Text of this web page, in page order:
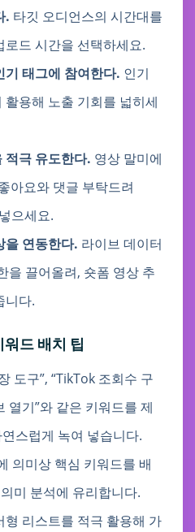
. 타깃 오디언스의 시간대를
로드 시간을 선택하세요.
기 태그에 참여한다. 인기
용해 노출 기회를 넓히세
적극 유도한다. 영상 말미에
아요와 댓글 부탁드려
으세요.
을 연동한다. 라이브 데이터
을 끌어올려, 숏폼 영상 추
니다.
워드 배치 팁
도구”, “TikTok 조회수 구
열기”와 같은 키워드를 제
스럽게 녹여 넣습니다.
의미상 핵심 키워드를 배
미 분석에 유리합니다.
리스트를 적극 활용해 가